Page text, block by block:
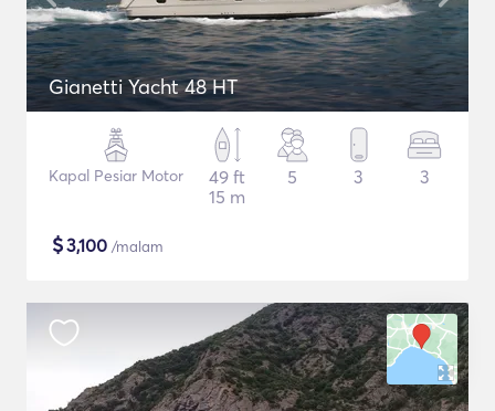
Gianetti Yacht 48 HT
Kapal Pesiar Motor
49 ft
15 m
5 3 3
$3,100 /malam